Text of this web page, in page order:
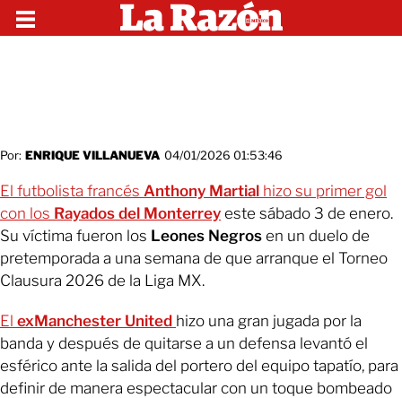
Por: ENRIQUE VILLANUEVA 04/01/2026 01:53:46
El futbolista francés Anthony Martial hizo su primer gol
con los Rayados del Monterrey este sábado 3 de enero.
Su víctima fueron los Leones Negros en un duelo de
pretemporada a una semana de que arranque el Torneo
Clausura 2026 de la Liga MX.
El exManchester United hizo una gran jugada por la
banda y después de quitarse a un defensa levantó el
esférico ante la salida del portero del equipo tapatío, para
definir de manera espectacular con un toque bombeado